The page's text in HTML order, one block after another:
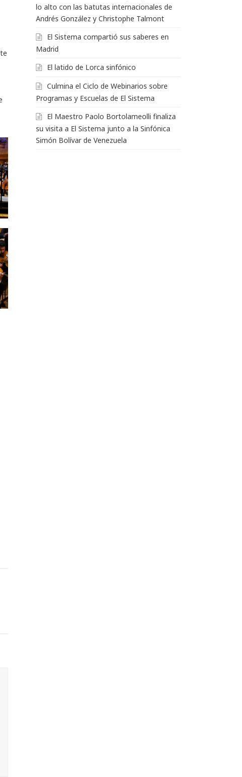
lo alto con las batutas internacionales de
Andrés González y Christophe Talmont
El Sistema compartió sus saberes en
Madrid
El latido de Lorca sinfónico
Culmina el Ciclo de Webinarios sobre
Programas y Escuelas de El Sistema
El Maestro Paolo Bortolameolli finaliza
su visita a El Sistema junto a la Sinfónica
Simón Bolívar de Venezuela